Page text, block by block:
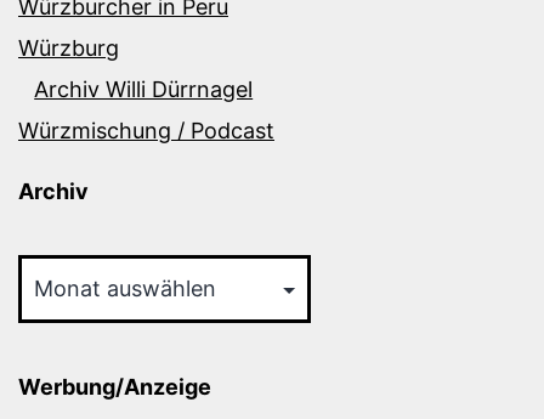
Würzburcher in Peru
Würzburg
Archiv Willi Dürrnagel
Würzmischung / Podcast
Archiv
Werbung/Anzeige